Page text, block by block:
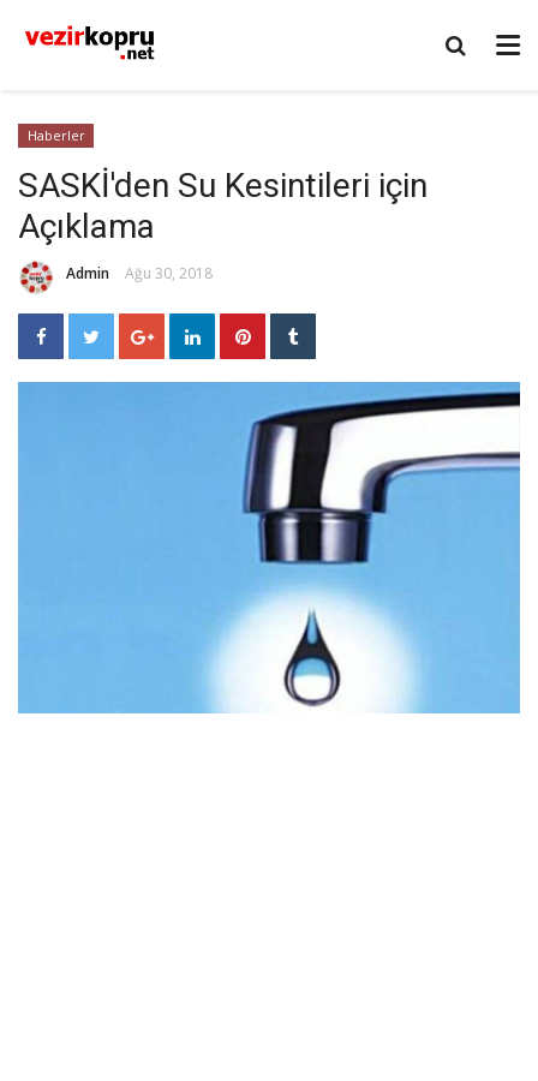
Haberler
SASKİ'den Su Kesintileri için
Açıklama
Admin Ağu 30, 2018